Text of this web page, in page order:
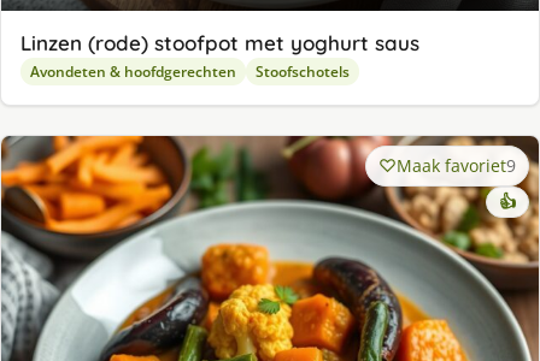
Linzen (rode) stoofpot met yoghurt saus
Avondeten & hoofdgerechten Stoofschotels
Maak favoriet9
👍